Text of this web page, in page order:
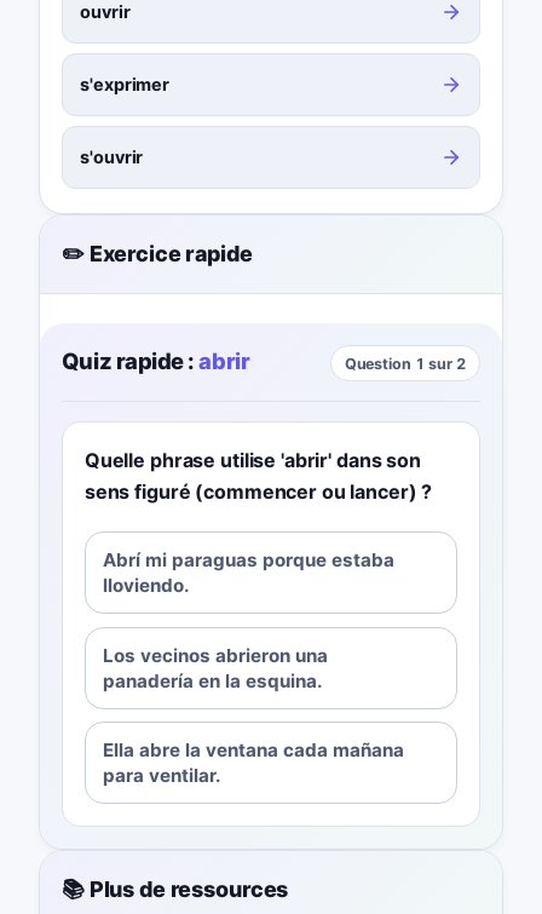
ouvrir
s'exprimer
s'ouvrir
✏️ Exercice rapide
Quiz rapide : abrir Question 1 sur 2
Quelle phrase utilise 'abrir' dans son
sens figuré (commencer ou lancer) ?
Abrí mi paraguas porque estaba
lloviendo.
Los vecinos abrieron una
panadería en la esquina.
Ella abre la ventana cada mañana
para ventilar.
📚 Plus de ressources